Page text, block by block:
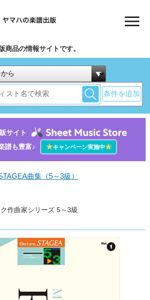
商品の情報サイトです。
条件を追加
サイト
譜も豊富♪
★キャンペーン実施中★
曲集（5～3級）
作曲家シリーズ 5～3級